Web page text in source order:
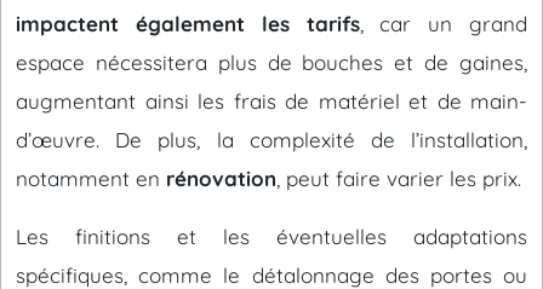
impactent également les tarifs, car un grand
espace nécessitera plus de bouches et de gaines,
augmentant ainsi les frais de matériel et de main-
d’œuvre. De plus, la complexité de l’installation,
notamment en rénovation , peut faire varier les prix.
Les finitions et les éventuelles adaptations
spécifiques, comme le détalonnage des portes ou